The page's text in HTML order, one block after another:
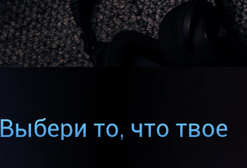
Выбери то, что твое